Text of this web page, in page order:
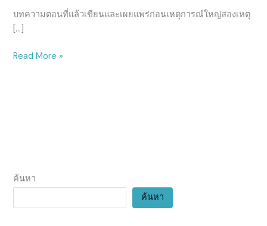
บทความตอนที่แล้วเขียนและเผยแพร่ก่อนเหตุการณ์ใหญ่สองเหตุ
[…]
ครั้ง
ใหญ่
มหาอำนาจ
Read More »
ค้นหา
ค้นหา